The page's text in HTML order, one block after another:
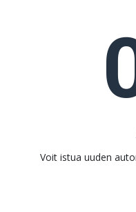
Voit istua uuden